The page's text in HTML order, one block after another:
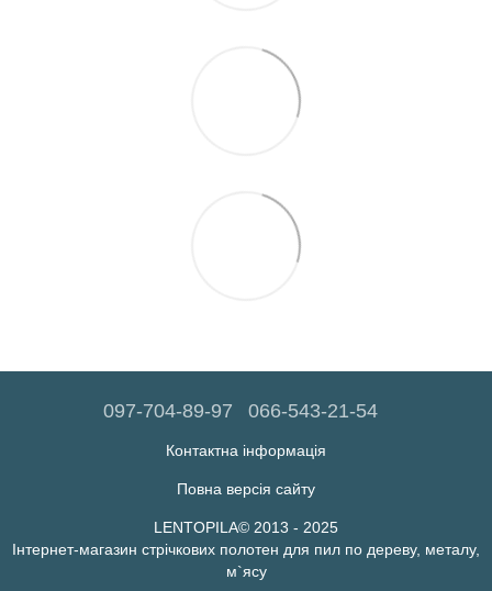
097-704-89-97 066-543-21-54
Контактна інформація
Повна версія сайту
LENTOPILA© 2013 - 2025
Інтернет-магазин стрічкових полотен для пил по дереву, металу,
м`ясу